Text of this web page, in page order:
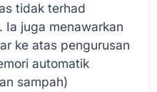
tidak terhad
Ia juga menawarkan
ke atas pengurusan
automatik
sampah)